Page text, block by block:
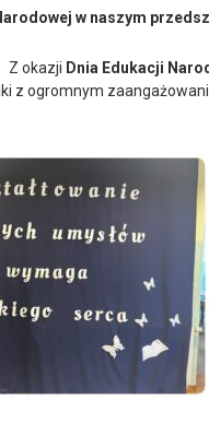
w naszym
Z okazji Dnia Edukacji
z ogromnym